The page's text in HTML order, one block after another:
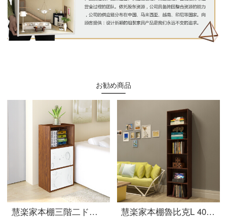
お勧め商品
慧楽家本棚三階二ドアの印紙箱にドア収納棚付き深紅チェリー木色11266
慧楽家本棚魯比克L 40六階書棚セット棚棚棚収納棚深紅チェリー木色11306